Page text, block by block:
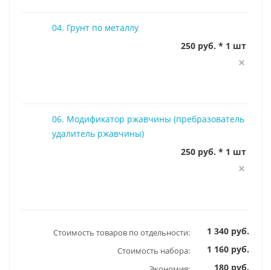
04. Грунт по металлу
250 руб. * 1 шт
06. Модификатор ржавчины (пребразователь
удалитель ржавчины)
250 руб. * 1 шт
Стоимость товаров по отдельности: 1 340 руб.
Стоимость набора: 1 160 руб.
180 руб.